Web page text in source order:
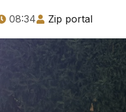
08:34 Zip portal